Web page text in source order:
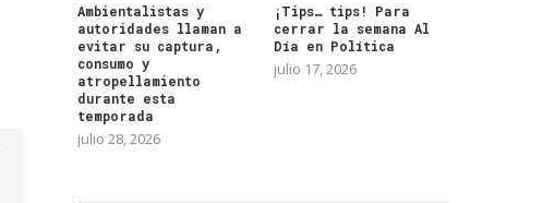
Ambientalistas y
autoridades llaman a
evitar su captura,
consumo y
atropellamiento
durante esta
temporada
julio 28, 2026
¡Tips… tips! Para
cerrar la semana Al
Día en Política
julio 17, 2026